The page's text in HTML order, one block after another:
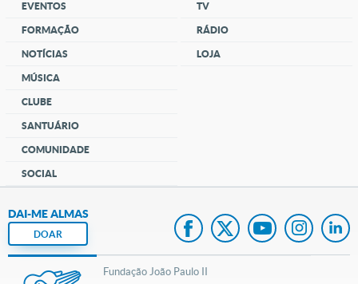
EVENTOS
FORMAÇÃO
NOTÍCIAS
MÚSICA
CLUBE
SANTUÁRIO
COMUNIDADE
SOCIAL
TV
RÁDIO
LOJA
DAI-ME ALMAS
DOAR
Fundação João Paulo II